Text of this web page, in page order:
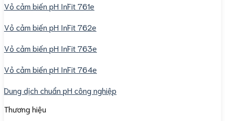
Vỏ cảm biến pH InFit 761e
Vỏ cảm biến pH InFit 762e
Vỏ cảm biến pH InFit 763e
Vỏ cảm biến pH InFit 764e
Dung dịch chuẩn pH công nghiệp
Thương hiệu